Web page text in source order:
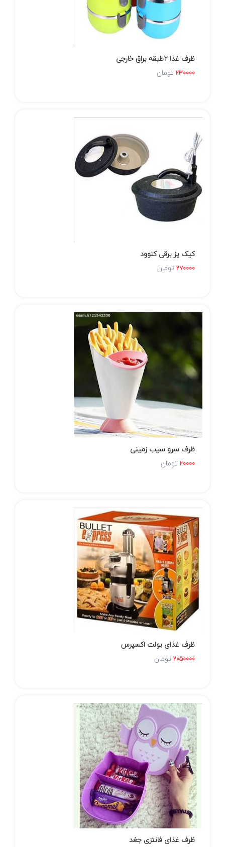
ظرف غذا 2طبقه براق خارجی
230000 تومان
کیک پز برقی کنوود
270000 تومان
ظرف سرو سیب زمینی
20000 تومان
ظرف غذای بولت اکسپرس
2050000 تومان
ظرف غذای فانتزی جغد